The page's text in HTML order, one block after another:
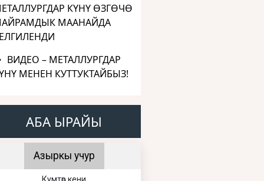
КҮНҮ ӨЗГӨЧӨ
МААНАЙДА
ВИДЕО – МЕТАЛЛУРГДАР
МЕНЕН КУТТУКТАЙБЫЗ!
АБА ЫРАЙЫ
Азыркы учур
Кумтөр кени